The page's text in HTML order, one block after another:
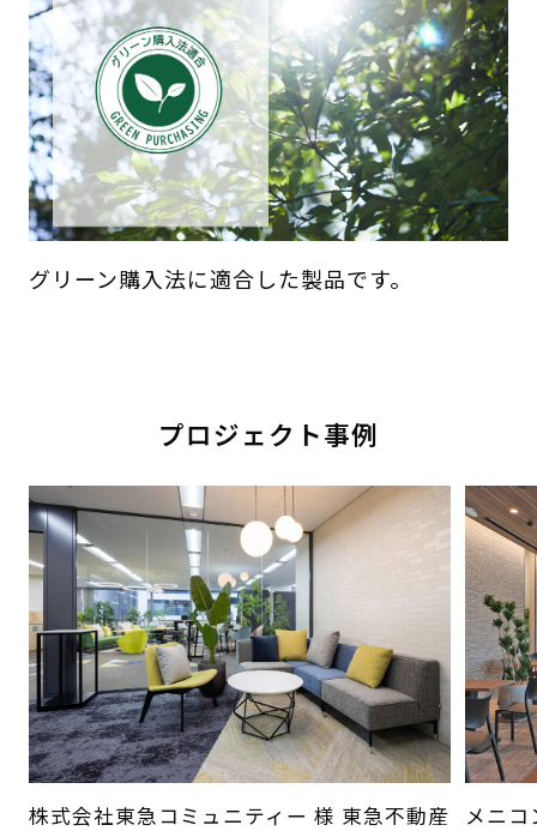
グリーン購入法に適合した製品です。
プロジェクト事例
株式会社東急コミュニティー 様 東急不動産
メニ